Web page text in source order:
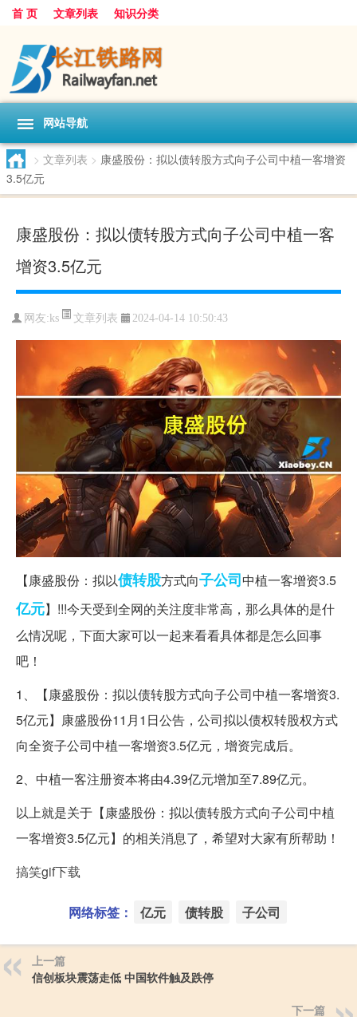
首 页 文章列表 知识分类
网站导航
> 文章列表 > 康盛股份：拟以债转股方式向子公司中植一客增资
3.5亿元
康盛股份：拟以债转股方式向子公司中植一客
增资3.5亿元
网友: ks 文章列表 2024-04-14 10:50:43
【康盛股份：拟以债转股方式向子公司中植一客增资3.5
亿元】!!!今天受到全网的关注度非常高，那么具体的是什
么情况呢，下面大家可以一起来看看具体都是怎么回事
吧！
1、【康盛股份：拟以债转股方式向子公司中植一客增资3.
5亿元】康盛股份11月1日公告，公司拟以债权转股权方式
向全资子公司中植一客增资3.5亿元，增资完成后。
2、中植一客注册资本将由4.39亿元增加至7.89亿元。
以上就是关于【康盛股份：拟以债转股方式向子公司中植
一客增资3.5亿元】的相关消息了，希望对大家有所帮助！
搞笑gif下载
网络标签： 亿元 债转股 子公司
上一篇
信创板块震荡走低 中国软件触及跌停
下一篇